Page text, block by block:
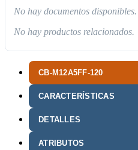
CB-M12A5FF-120
CARACTERÍSTICAS
DETALLES
ATRIBUTOS
No hay documentos disponibles.
No hay productos relacionados.